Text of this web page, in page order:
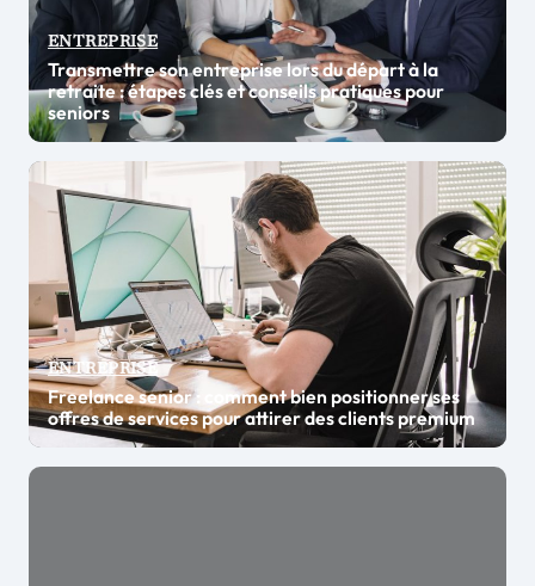
ENTREPRISE
Transmettre son entreprise lors du départ à la
retraite : étapes clés et conseils pratiques pour
seniors
ENTREPRISE
Freelance senior : comment bien positionner ses
offres de services pour attirer des clients premium